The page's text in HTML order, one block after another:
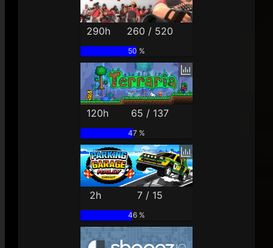
290h 260 / 520
50 %
120h 65 / 137
47 %
2h 7 / 15
46 %